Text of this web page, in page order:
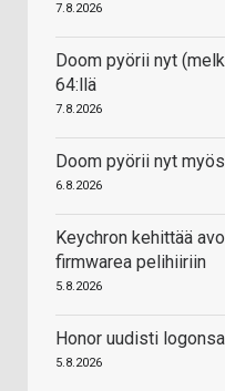
7.8.2026
Doom pyörii nyt
64:llä
7.8.2026
Doom pyörii nyt
6.8.2026
Keychron kehittää
firmwarea pelihiiriin
5.8.2026
Honor uudisti logonsa
5.8.2026